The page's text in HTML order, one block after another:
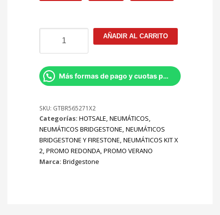
Bridgestone
Turanza
ER300
100Y
XL
X2
cantidad
AÑADIR AL CARRITO
Más formas de pago y cuotas por Whatsapp
SKU: GTBR565271X2
Categorías: HOTSALE, NEUMÁTICOS,
NEUMÁTICOS BRIDGESTONE, NEUMÁTICOS
BRIDGESTONE Y FIRESTONE, NEUMÁTICOS KIT X
2, PROMO REDONDA, PROMO VERANO
Marca: Bridgestone